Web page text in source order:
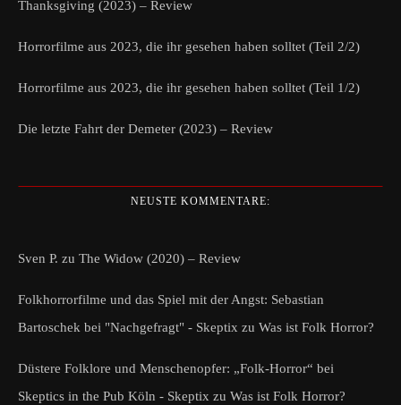
Thanksgiving (2023) – Review
Horrorfilme aus 2023, die ihr gesehen haben solltet (Teil 2/2)
Horrorfilme aus 2023, die ihr gesehen haben solltet (Teil 1/2)
Die letzte Fahrt der Demeter (2023) – Review
NEUSTE KOMMENTARE:
Sven P. zu The Widow (2020) – Review
Folkhorrorfilme und das Spiel mit der Angst: Sebastian
Bartoschek bei "Nachgefragt" - Skeptix zu Was ist Folk Horror?
Düstere Folklore und Menschenopfer: „Folk-Horror“ bei
Skeptics in the Pub Köln - Skeptix zu Was ist Folk Horror?